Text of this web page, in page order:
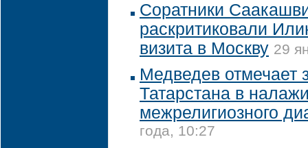
Соратники
раскритиковали
визита в Москву 29
Медведев отмечает
Татарстана в
межрелигиозного
года, 10:27